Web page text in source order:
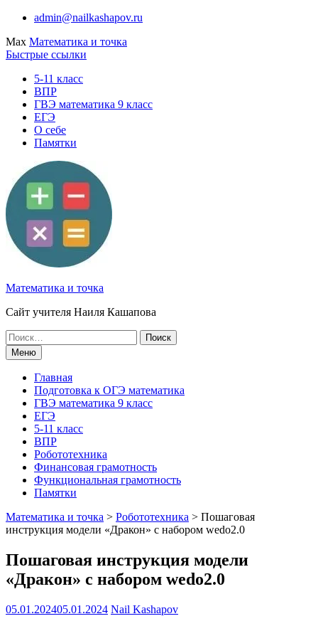
Перейти
содержимому
admin@nailkashapov.ru
Max Математика и точка
Быстрые ссылки
5-11 класс
ВПР
ГВЭ математика 9 класс
ЕГЭ
О себе
Памятки
Математика и точка
Сайт учителя Наиля Кашапова
Поиск
по:Меню
Главная
Подготовка к ОГЭ математика
ГВЭ математика 9 класс
ЕГЭ
5-11 класс
ВПР
Робототехника
Финансовая грамотность
Функциональная грамотность
Памятки
Математика и точка > Робототехника > Пошаговая
инструкция модели «Дракон» с набором wedo2.0
Пошаговая инструкция модели
«Дракон» с набором wedo2.0
05.01.202405.01.2024 Nail Kashapov